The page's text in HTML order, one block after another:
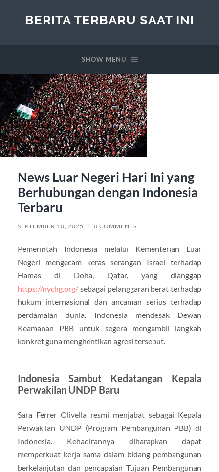
BERITA TERBARU SAAT INI
SHOW MENU
News Luar Negeri Hari Ini yang
Berhubungan dengan Indonesia
Terbaru
SEPTEMBER 10, 2025 / 0 COMMENTS
Pemerintah Indonesia melalui Kementerian Luar
Negeri mengecam keras serangan Israel terhadap
Hamas di Doha, Qatar, yang dianggap
https://nychg.org/sebagai pelanggaran berat terhadap
hukum internasional dan ancaman serius terhadap
perdamaian dunia. Indonesia mendesak Dewan
Keamanan PBB untuk segera mengambil langkah
konkret guna menghentikan agresi tersebut.
Indonesia Sambut Kedatangan Kepala
Perwakilan UNDP Baru
Sara Ferrer Olivella resmi menjabat sebagai Kepala
Perwakilan UNDP (Program Pembangunan PBB) di
Indonesia. Kehadirannya diharapkan dapat
memperkuat kerja sama dalam bidang pembangunan
berkelanjutan dan pencapaian Tujuan Pembangunan